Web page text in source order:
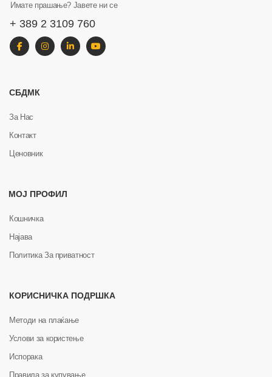
Имате прашање? Јавете ни се
+ 389 2 3109 760
СБДМК
За Нас
Контакт
Ценовник
МОЈ ПРОФИЛ
Кошничка
Најава
Политика За приватност
КОРИСНИЧКА ПОДРШКА
Методи на плаќање
Услови за користење
Испорака
Правила за купување